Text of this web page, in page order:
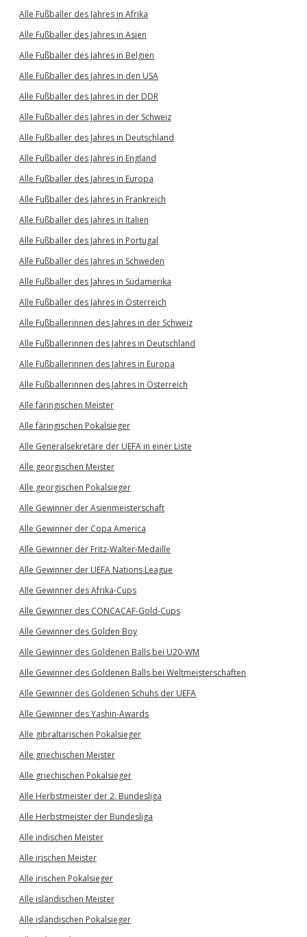
Alle Fußballer des Jahres in Afrika
Alle Fußballer des Jahres in Asien
Alle Fußballer des Jahres in Belgien
Alle Fußballer des Jahres in den USA
Alle Fußballer des Jahres in der DDR
Alle Fußballer des Jahres in der Schweiz
Alle Fußballer des Jahres in Deutschland
Alle Fußballer des Jahres in England
Alle Fußballer des Jahres in Europa
Alle Fußballer des Jahres in Frankreich
Alle Fußballer des Jahres in Italien
Alle Fußballer des Jahres in Portugal
Alle Fußballer des Jahres in Schweden
Alle Fußballer des Jahres in Südamerika
Alle Fußballer des Jahres in Österreich
Alle Fußballerinnen des Jahres in der Schweiz
Alle Fußballerinnen des Jahres in Deutschland
Alle Fußballerinnen des Jahres in Europa
Alle Fußballerinnen des Jahres in Österreich
Alle färingischen Meister
Alle färingischen Pokalsieger
Alle Generalsekretäre der UEFA in einer Liste
Alle georgischen Meister
Alle georgischen Pokalsieger
Alle Gewinner der Asienmeisterschaft
Alle Gewinner der Copa America
Alle Gewinner der Fritz-Walter-Medaille
Alle Gewinner der UEFA Nations League
Alle Gewinner des Afrika-Cups
Alle Gewinner des CONCACAF-Gold-Cups
Alle Gewinner des Golden Boy
Alle Gewinner des Goldenen Balls bei U20-WM
Alle Gewinner des Goldenen Balls bei Weltmeisterschaften
Alle Gewinner des Goldenen Schuhs der UEFA
Alle Gewinner des Yashin-Awards
Alle gibraltarischen Pokalsieger
Alle griechischen Meister
Alle griechischen Pokalsieger
Alle Herbstmeister der 2. Bundesliga
Alle Herbstmeister der Bundesliga
Alle indischen Meister
Alle irischen Meister
Alle irischen Pokalsieger
Alle isländischen Meister
Alle isländischen Pokalsieger